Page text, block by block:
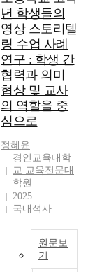
년 학생들의
영상 스토리텔
링 수업 사례
연구 : 학생 간
협력과 의미
협상 및 교사
의 역할을 중
심으로
정혜윤
경인교육대학
교 교육전문대
학원
2025
국내석사
원문보
기